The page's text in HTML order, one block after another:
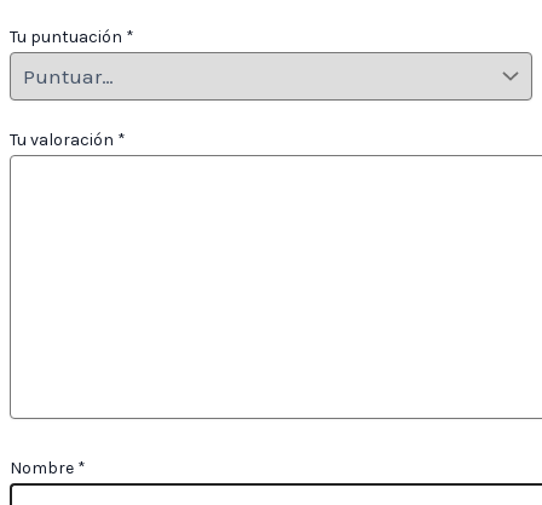
Tu puntuación *
Tu valoración *
Nombre *